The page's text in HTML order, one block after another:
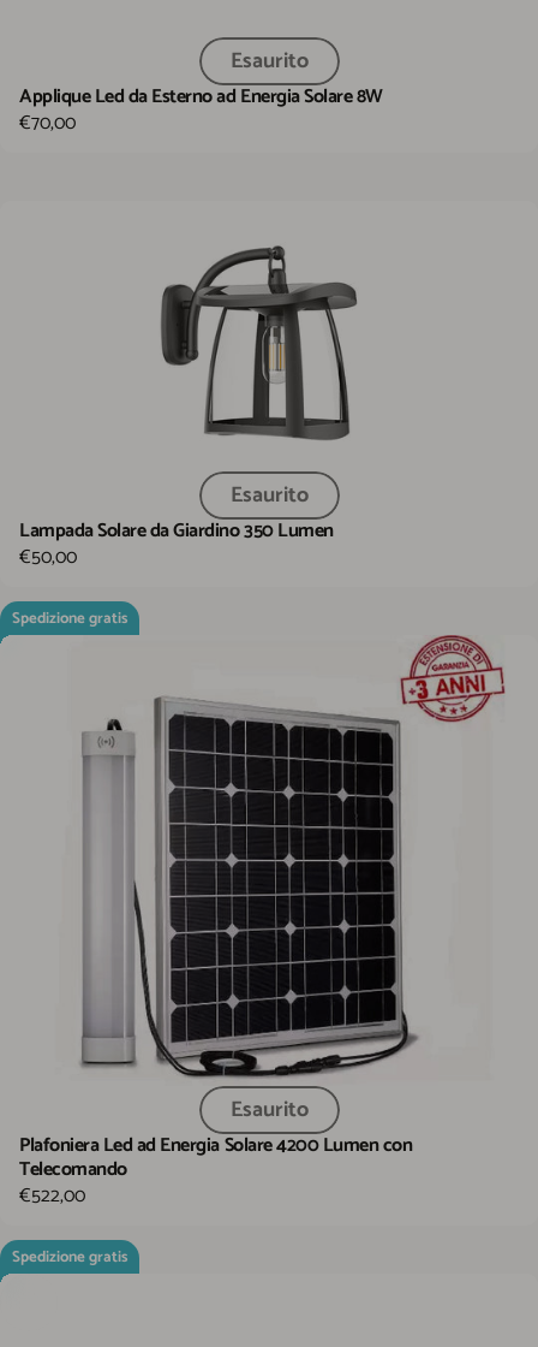
Esaurito
Applique Led da Esterno ad Energia Solare 8W
€70,00
Esaurito
Lampada Solare da Giardino 350 Lumen
€50,00
Spedizione gratis
Esaurito
Plafoniera Led ad Energia Solare 4200 Lumen con
Telecomando
€522,00
Spedizione gratis